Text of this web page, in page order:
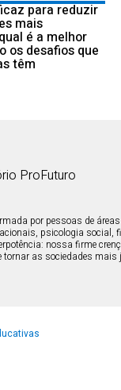
para reduzir
mais
é a melhor
os desafios que
têm
ProFuturo
por pessoas de
psicologia social,
nossa firme
tornar as sociedades